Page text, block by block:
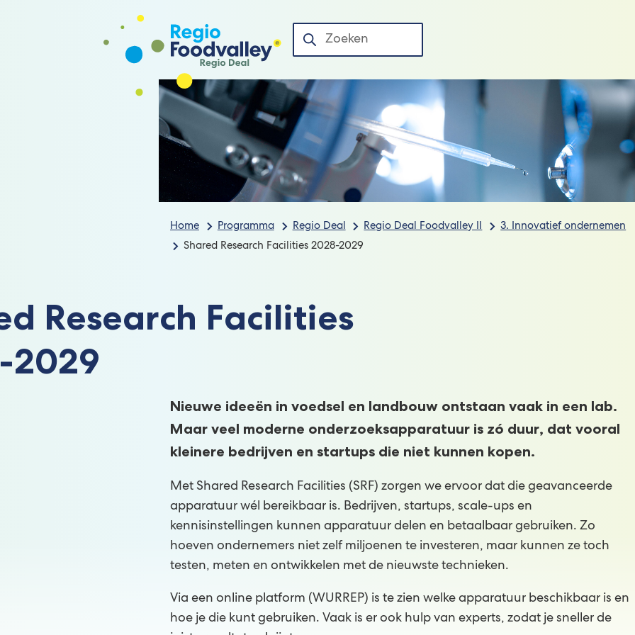
Nieuws FAQ
Regio
II
Zoeken
Home Programma Regio Deal Regio Deal Foodvalley II
3. Innovatief ondernemen
Shared Research Facilities 2028-2029
Research Facilities
2029
Nieuwe ideeën in voedsel en landbouw ontstaan vaak in een lab.
Maar veel moderne onderzoeksapparatuur is zó duur, dat vooral
kleinere bedrijven en startups die niet kunnen kopen.
Met Shared Research Facilities (SRF) zorgen we ervoor dat die geavanceerde
apparatuur wél bereikbaar is. Bedrijven, startups, scale-ups en
kennisinstellingen kunnen apparatuur delen en betaalbaar gebruiken. Zo
hoeven ondernemers niet zelf miljoenen te investeren, maar kunnen ze toch
testen, meten en ontwikkelen met de nieuwste technieken.
Via een online platform (WURREP) is te zien welke apparatuur beschikbaar is en
hoe je die kunt gebruiken. Vaak is er ook hulp van experts, zodat je sneller de